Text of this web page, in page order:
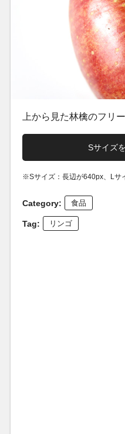
上から見た林檎のフリ
Sサイズ
※Sサイズ：長辺が640px、Lサ
Category: 食品
Tag: リンゴ